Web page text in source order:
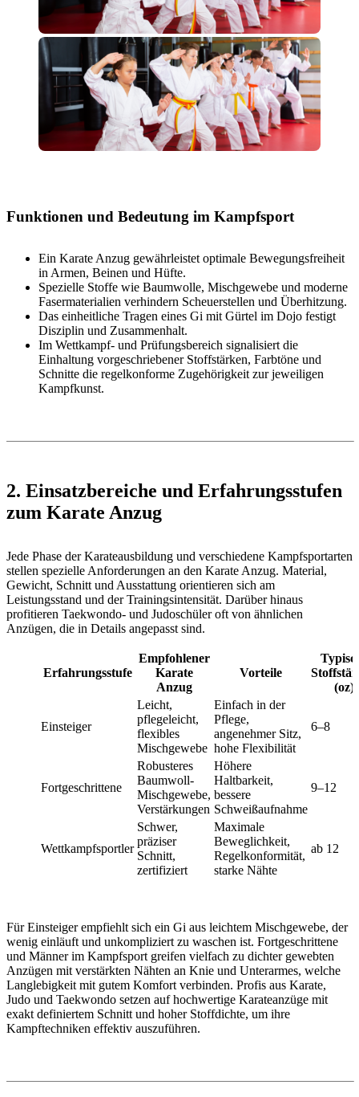
Funktionen und Bedeutung im Kampfsport
Ein Karate Anzug gewährleistet optimale Bewegungsfreiheit
in Armen, Beinen und Hüfte.
Spezielle Stoffe wie Baumwolle, Mischgewebe und moderne
Fasermaterialien verhindern Scheuerstellen und Überhitzung.
Das einheitliche Tragen eines Gi mit Gürtel im Dojo festigt
Disziplin und Zusammenhalt.
Im Wettkampf- und Prüfungsbereich signalisiert die
Einhaltung vorgeschriebener Stoffstärken, Farbtöne und
Schnitte die regelkonforme Zugehörigkeit zur jeweiligen
Kampfkunst.
2. Einsatzbereiche und Erfahrungsstufen
zum Karate Anzug
Jede Phase der Karateausbildung und verschiedene Kampfsportarten
stellen spezielle Anforderungen an den Karate Anzug. Material,
Gewicht, Schnitt und Ausstattung orientieren sich am
Leistungsstand und der Trainingsintensität. Darüber hinaus
profitieren Taekwondo- und Judoschüler oft von ähnlichen
Anzügen, die in Details angepasst sind.
Erfahrungsstufe
Empfohlener
Karate
Anzug
Vorteile
(oz)
Einsteiger
Leicht,
pflegeleicht,
flexibles
Mischgewebe
Einfach in der
Pflege,
angenehmer Sitz,
hohe Flexibilität
6–8
Fortgeschrittene
Robusteres
Baumwoll-
Mischgewebe,
Verstärkungen
Höhere
Haltbarkeit,
bessere
Schweißaufnahme
9–12
Wettkampfsportler
Schwer,
präziser
Schnitt,
zertifiziert
Maximale
Beweglichkeit,
Regelkonformität,
starke Nähte
ab 12
Für Einsteiger empfiehlt sich ein Gi aus leichtem Mischgewebe, der
wenig einläuft und unkompliziert zu waschen ist. Fortgeschrittene
und Männer im Kampfsport greifen vielfach zu dichter gewebten
Anzügen mit verstärkten Nähten an Knie und Unterarmes, welche
Langlebigkeit mit gutem Komfort verbinden. Profis aus Karate,
Judo und Taekwondo setzen auf hochwertige Karateanzüge mit
exakt definiertem Schnitt und hoher Stoffdichte, um ihre
Kampftechniken effektiv auszuführen.